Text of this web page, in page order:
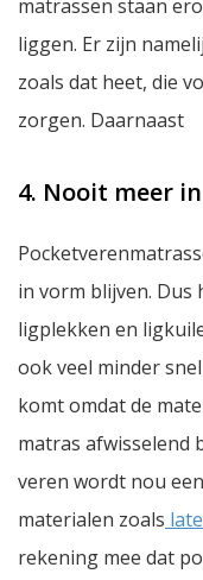
matrassen staan
liggen. Er zijn
zoals dat heet, die
zorgen. Daarnaast
4. Nooit meer
in vorm blijven. Dus
ligplekken en
ook veel minder
komt omdat de
matras afwisselend
veren wordt nou
materialen zoals
rekening mee dat